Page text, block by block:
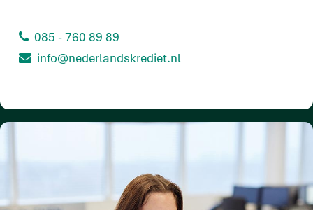
085 - 760 89 89
info@nederlandskrediet.nl